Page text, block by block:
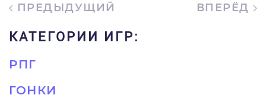
ПРЕДЫДУЩИЙ ВПЕРЁД
КАТЕГОРИИ ИГР:
РПГ
ГОНКИ